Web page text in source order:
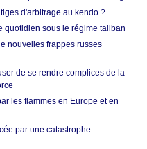
d'arbitrage au kendo ?
quotidien sous le régime taliban
nouvelles frappes russes
de se rendre complices de la
les flammes en Europe et en
par une catastrophe